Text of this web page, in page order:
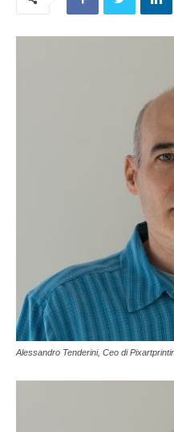
Alessandro Tenderini, Ceo di